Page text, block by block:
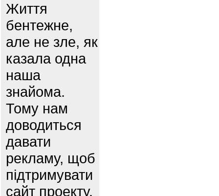
Життя
бентежне,
але не зле, як
казала одна
наша
знайома.
Тому нам
доводиться
давати
рекламу, щоб
підтримувати
сайт проекту.